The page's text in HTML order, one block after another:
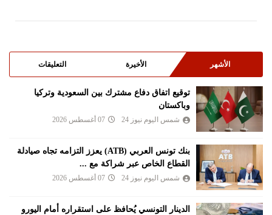
الأشهر الأخيرة التعليقات
توقيع اتفاق دفاع مشترك بين السعودية وتركيا
وباكستان
شمس اليوم نيوز 24 07 أغسطس 2026
بنك تونس العربي (ATB) يعزز التزامه تجاه صيادلة
القطاع الخاص عبر شراكة مع ...
شمس اليوم نيوز 24 07 أغسطس 2026
الدينار التونسي يُحافظ على استقراره أمام اليورو